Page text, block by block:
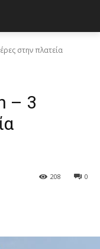
στην πλατεία
– 3
0
208